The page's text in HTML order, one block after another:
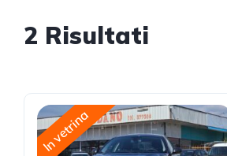
2 Risultati
In vetrina